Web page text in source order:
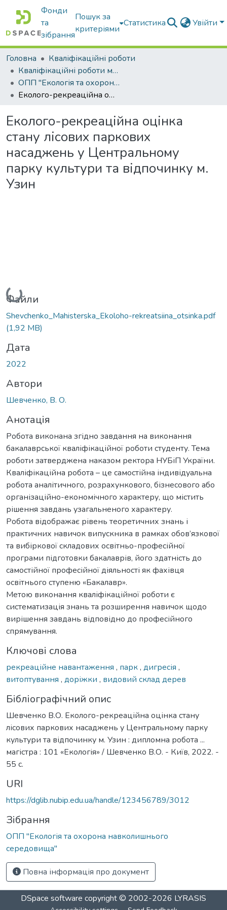
Фонди
та
зібрання
Пошук за
критеріями
Статистика Увійти
Головна
Кваліфікаційні роботи
Кваліфікаційні роботи магістрів
ОПП "Екологія та охорона навколишнього середовища"
Еколого-рекреаційна оцінка стану лісових паркових насаджень у Центральному парку культури та відпочинку м. Узин
Еколого-рекреаційна оцінка
стану лісових паркових
насаджень у Центральному
парку культури та відпочинку м.
Узин
Вантажиться...
Файли
Shevchenko_Мahisterska_Ekoloho-rekreatsiina_otsinka.pdf
(1,92 MB)
Дата
2022
Автори
Шевченко, В. О.
Анотація
Робота виконана згідно завдання на виконання
бакалаврської кваліфікаційної роботи студенту. Тема
роботи затверджена наказом ректора НУБіП України.
Кваліфікаційна робота – це самостійна індивідуальна
робота аналітичного, розрахункового, бізнесового або
організаційно-економічного характеру, що містить
рішення завдань узагальненого характеру.
Робота відображає рівень теоретичних знань і
практичних навичок випускника в рамках обов’язкової
та вибіркової складових освітньо-професійної
програми підготовки бакалаврів, його здатність до
самостійної професійної діяльності як фахівця
освітнього ступеню «Бакалавр».
Метою виконання кваліфікаційної роботи є
систематизація знань та розширення навичок щодо
вирішення завдань відповідно до професійного
спрямування.
Ключові слова
рекреаційне навантаження , парк, дигресія ,
витоптування , доріжки , видовий склад дерев
Бібліографічний опис
Шевченко В.О. Еколого-рекреаційна оцінка стану
лісових паркових насаджень у Центральному парку
культури та відпочинку м. Узин : дипломна робота ...
магістра : 101 «Екологія» / Шевченко В.О. - Київ, 2022. -
55 с.
URI
https://dglib.nubip.edu.ua/handle/123456789/3012
Зібрання
ОПП "Екологія та охорона навколишнього
середовища"
Повна інформація про документ
DSpace software copyright © 2002-2026 LYRASIS